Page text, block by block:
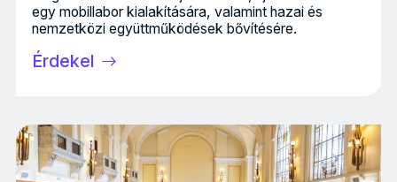
egy mobillabor kialakítására, valamint hazai és
nemzetközi együttműködések bővítésére.
Érdekel